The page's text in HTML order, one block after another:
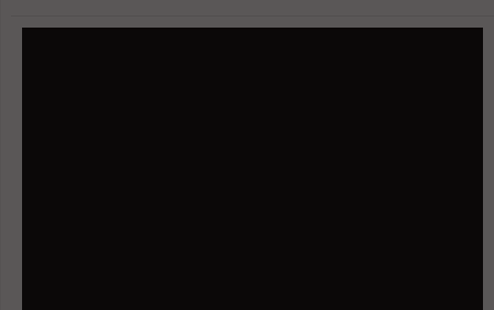
المشاركة الدولية النادرة التي يمثلها الجواد الفرنسي الأسطوري Calandagan، الحائز